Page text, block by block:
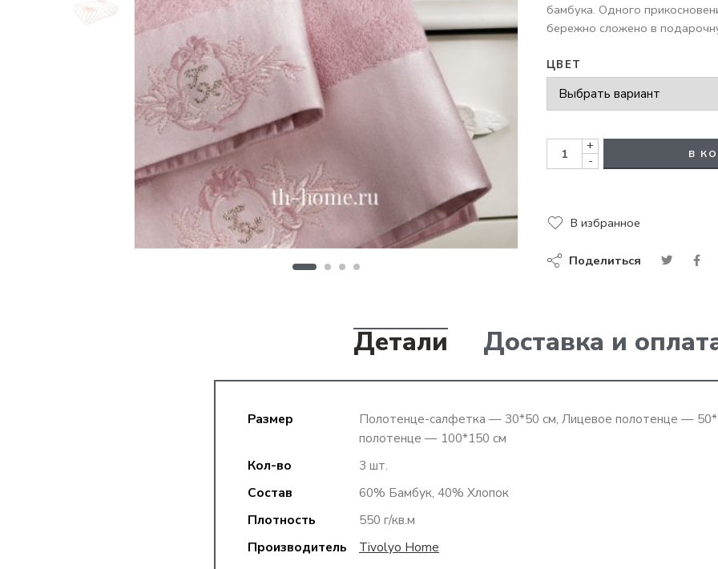
бамбука. Одного
бережно сложено в
ЦВЕТ
+
-
В
В избранное
Поделиться
Детали Доставка и
Размер
Полотенце-салфетка — 30*50 см, Лицевое полотенце —
полотенце — 100*150 см
Кол-во
3 шт.
Состав
60% Бамбук, 40% Хлопок
Плотность
550 г/кв.м
Производитель
Tivolyo Home